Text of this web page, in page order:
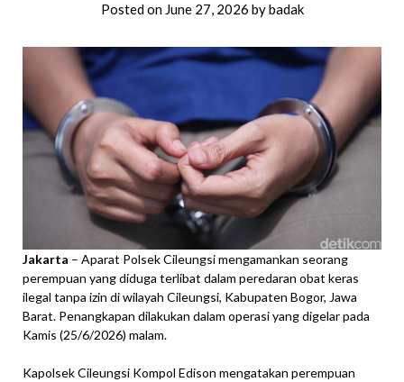
Posted on June 27, 2026 bybadak
Jakarta – Aparat Polsek Cileungsi mengamankan seorang
perempuan yang diduga terlibat dalam peredaran obat keras
ilegal tanpa izin di wilayah Cileungsi, Kabupaten Bogor, Jawa
Barat. Penangkapan dilakukan dalam operasi yang digelar pada
Kamis (25/6/2026) malam.
Kapolsek Cileungsi Kompol Edison mengatakan perempuan